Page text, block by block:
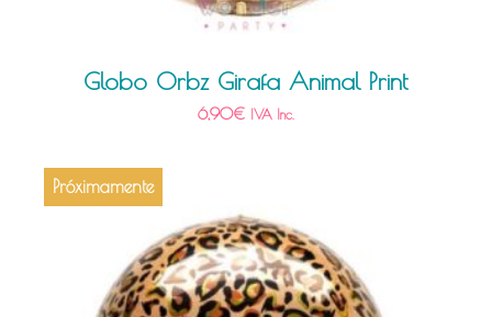
Globo Orbz Girafa Animal Print
6,90€ IVA Inc.
Próximamente